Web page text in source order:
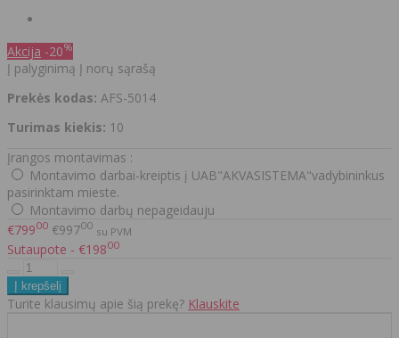
Akcija -20%
Į palyginimą Į norų sąrašą
Prekės kodas: AFS-5014
Turimas kiekis: 10
Įrangos montavimas :
Montavimo darbai-kreiptis į UAB"AKVASISTEMA"vadybininkus
pasirinktam mieste.
Montavimo darbų nepageidauju
€79900 €99700 su PVM
Sutaupote - €19800
Turite klausimų apie šią prekę? Klauskite